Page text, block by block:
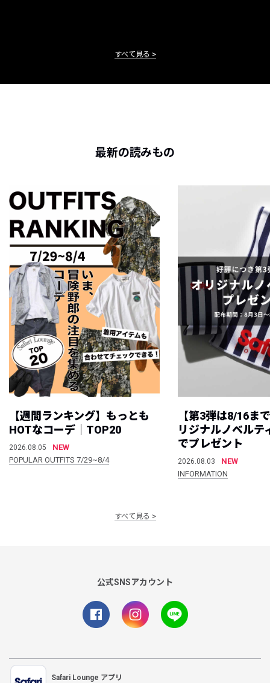
すべて見る
最新の読みもの
【週間ランキング】もっとも
HOTなコーデ｜TOP20
2026.08.05
NEW
POPULAR OUTFITS 7/29~8/4
【第3弾は8/16ま
リジナルノベルテ
でプレゼント
2026.08.03
NEW
INFORMATION
すべて見る
公式SNSアカウント
Safari Lounge アプリ